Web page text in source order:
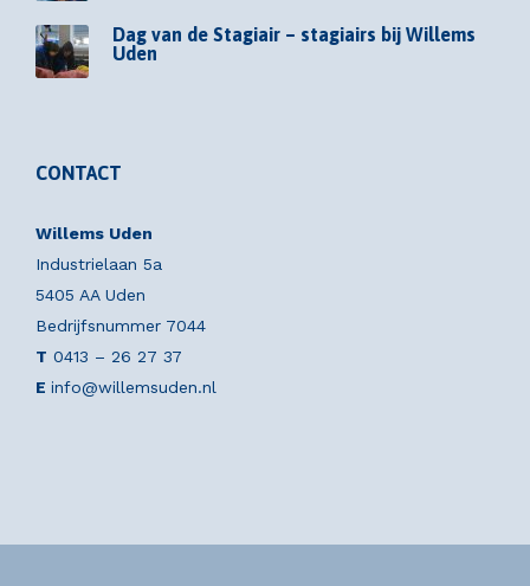
Dag van de Stagiair – stagiairs bij Willems
Uden
CONTACT
Willems Uden
Industrielaan 5a
5405 AA Uden
Bedrijfsnummer 7044
T 0413 – 26 27 37
E info@willemsuden.nl